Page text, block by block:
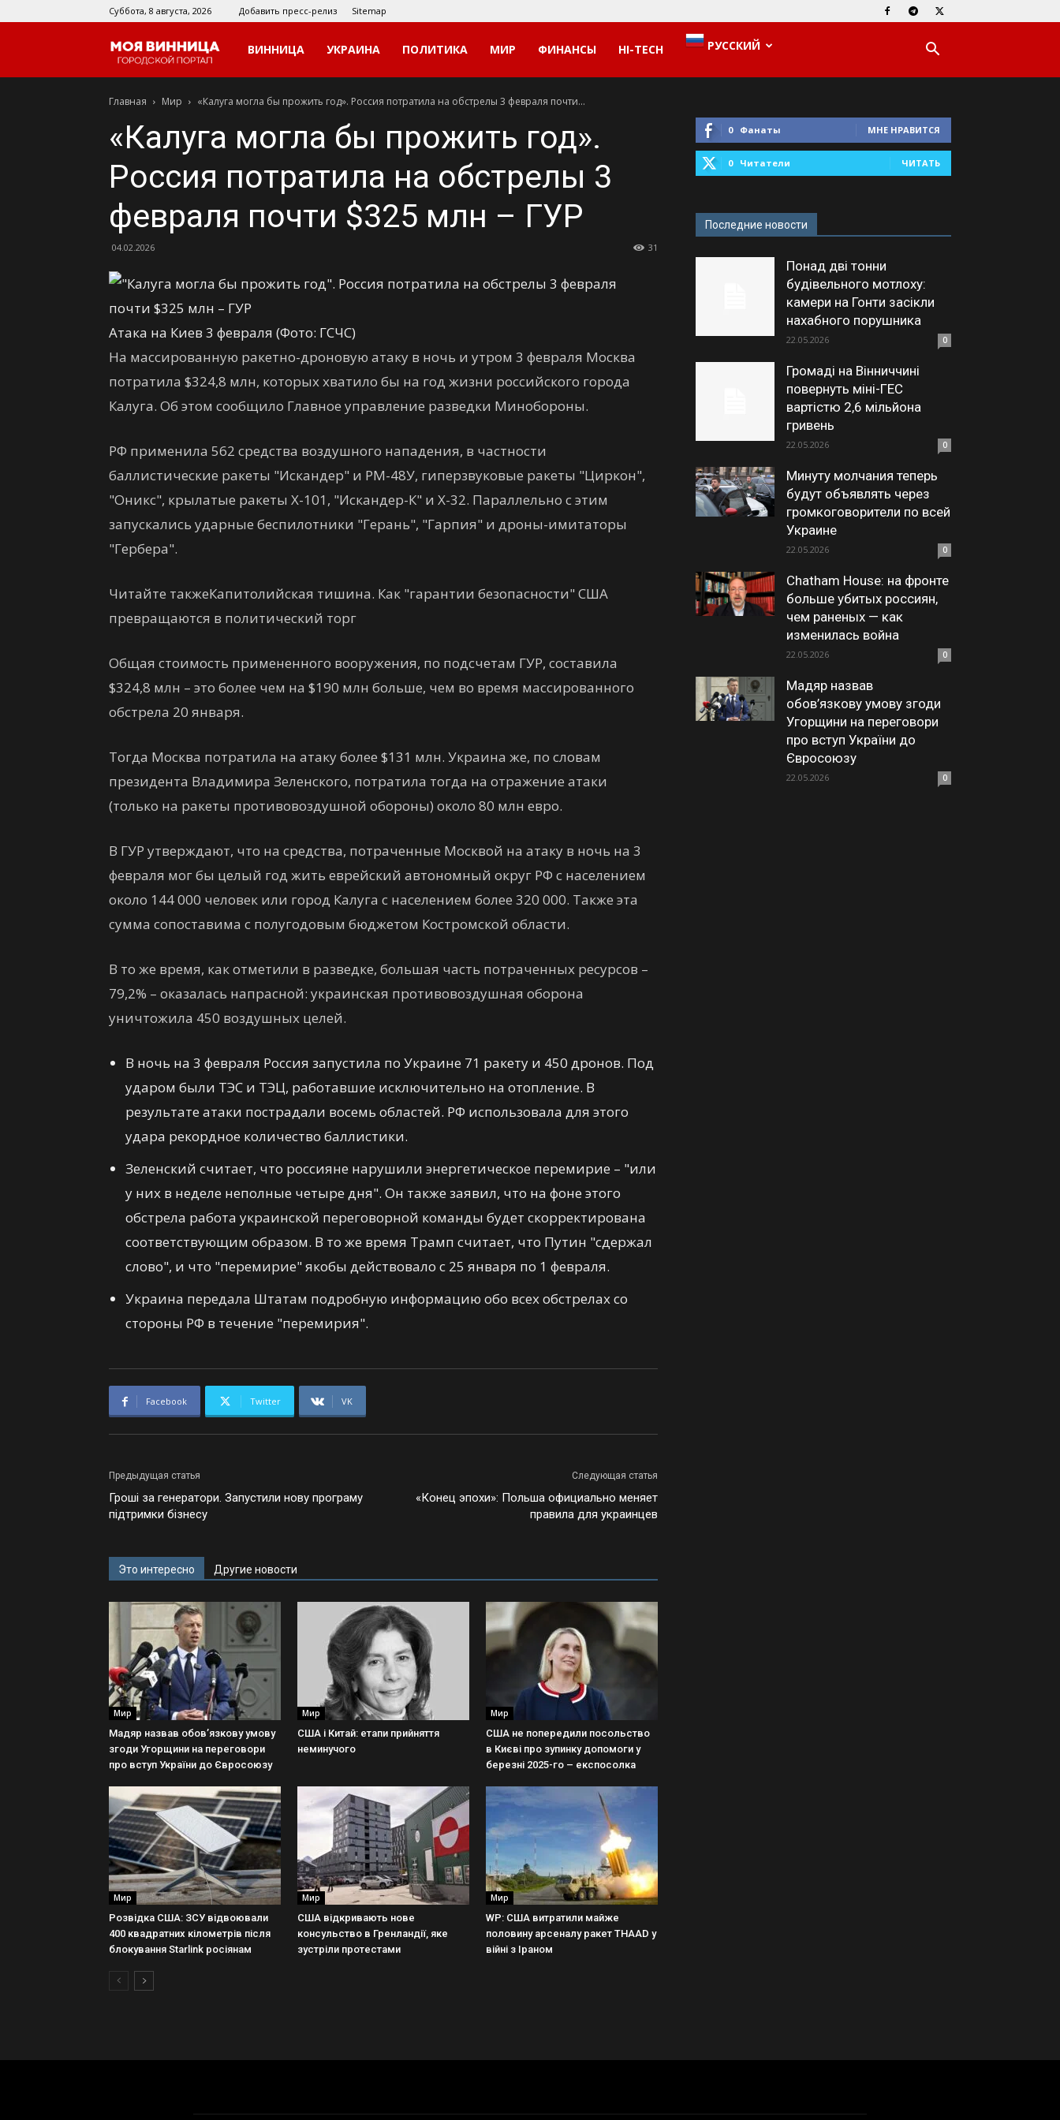
Суббота, 8 августа, 2026 Добавить пресс-релиз Sitemap
Моя
Винница
ВИННИЦА УКРАИНА ПОЛИТИКА МИР ФИНАНСЫ HI-TECH РУССКИЙ
Главная Мир «Калуга могла бы прожить год». Россия потратила на обстрелы 3 февраля почти...
«Калуга могла бы прожить год».
Россия потратила на обстрелы 3
февраля почти $325 млн – ГУР
04.02.2026 31
Атака на Киев 3 февраля (Фото: ГСЧС)
На массированную ракетно-дроновую атаку в ночь и утром 3 февраля Москва
потратила $324,8 млн, которых хватило бы на год жизни российского города
Калуга. Об этом сообщило Главное управление разведки Минобороны.
РФ применила 562 средства воздушного нападения, в частности
баллистические ракеты "Искандер" и РМ-48У, гиперзвуковые ракеты "Циркон",
"Оникс", крылатые ракеты Х-101, "Искандер-К" и Х-32. Параллельно с этим
запускались ударные беспилотники "Герань", "Гарпия" и дроны-имитаторы
"Гербера".
Читайте такжеКапитолийская тишина. Как "гарантии безопасности" США
превращаются в политический торг
Общая стоимость примененного вооружения, по подсчетам ГУР, составила
$324,8 млн – это более чем на $190 млн больше, чем во время массированного
обстрела 20 января.
Тогда Москва потратила на атаку более $131 млн. Украина же, по словам
президента Владимира Зеленского, потратила тогда на отражение атаки
(только на ракеты противовоздушной обороны) около 80 млн евро.
В ГУР утверждают, что на средства, потраченные Москвой на атаку в ночь на 3
февраля мог бы целый год жить еврейский автономный округ РФ с населением
около 144 000 человек или город Калуга с населением более 320 000. Также эта
сумма сопоставима с полугодовым бюджетом Костромской области.
В то же время, как отметили в разведке, большая часть потраченных ресурсов –
79,2% – оказалась напрасной: украинская противовоздушная оборона
уничтожила 450 воздушных целей.
В ночь на 3 февраля Россия запустила по Украине 71 ракету и 450 дронов. Под
ударом были ТЭС и ТЭЦ, работавшие исключительно на отопление. В
результате атаки пострадали восемь областей. РФ использовала для этого
удара рекордное количество баллистики.
Зеленский считает, что россияне нарушили энергетическое перемирие – "или
у них в неделе неполные четыре дня". Он также заявил, что на фоне этого
обстрела работа украинской переговорной команды будет скорректирована
соответствующим образом. В то же время Трамп считает, что Путин "сдержал
слово", и что "перемирие" якобы действовало с 25 января по 1 февраля.
Украина передала Штатам подробную информацию обо всех обстрелах со
стороны РФ в течение "перемирия".
Facebook Twitter VK
Предыдущая статья
Гроші за генератори. Запустили нову програму
підтримки бізнесу
Следующая статья
«Конец эпохи»: Польша официально меняет
правила для украинцев
Это интересно Другие новости
Мир
Мадяр назвав обов’язкову умову
згоди Угорщини на переговори
про вступ України до Євросоюзу
Мир
США і Китай: етапи прийняття
неминучого
Мир
США не попередили посольство
в Києві про зупинку допомоги у
березні 2025-го – експосолка
Мир
Розвідка США: ЗСУ відвоювали
400 квадратних кілометрів після
блокування Starlink росіянам
Мир
США відкривають нове
консульство в Гренландії, яке
зустріли протестами
Мир
WP: США витратили майже
половину арсеналу ракет THAAD у
війні з Іраном
0 Фанаты МНЕ НРАВИТСЯ
0 Читатели ЧИТАТЬ
Последние новости
Понад дві тонни
будівельного мотлоху:
камери на Гонти засікли
нахабного порушника
22.05.2026 0
Громаді на Вінниччині
повернуть міні-ГЕС
вартістю 2,6 мільйона
гривень
22.05.2026 0
Минуту молчания теперь
будут объявлять через
громкоговорители по всей
Украине
22.05.2026 0
Chatham House: на фронте
больше убитых россиян,
чем раненых — как
изменилась война
22.05.2026 0
Мадяр назвав
обов’язкову умову згоди
Угорщини на переговори
про вступ України до
Євросоюзу
22.05.2026 0